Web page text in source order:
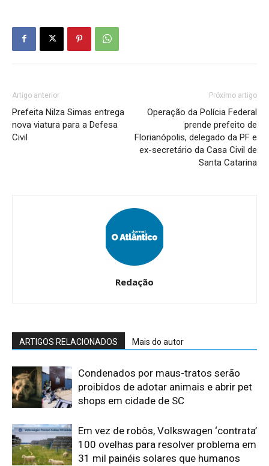
Artigo anterior
Prefeita Nilza Simas entrega
nova viatura para a Defesa
Civil
Próximo artigo
Operação da Polícia Federal
prende prefeito de
Florianópolis, delegado da PF e
ex-secretário da Casa Civil de
Santa Catarina
Redação
ARTIGOS RELACIONADOS Mais do autor
Condenados por maus-tratos serão
proibidos de adotar animais e abrir pet
shops em cidade de SC
Em vez de robôs, Volkswagen ‘contrata’
100 ovelhas para resolver problema em
31 mil painéis solares que humanos